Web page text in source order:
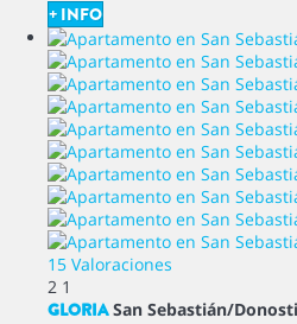
+ INFO
15 Valoraciones
2 1
GLORIA San Sebastián/